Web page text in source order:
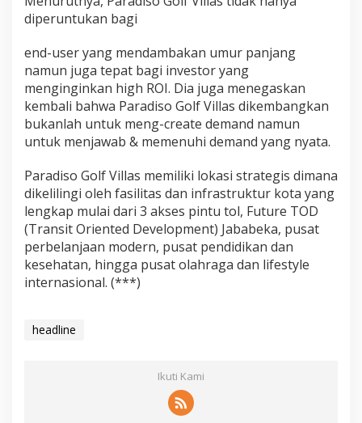
diperuntukan bagi
end-user yang mendambakan umur panjang
namun juga tepat bagi investor yang
menginginkan high ROI. Dia juga menegaskan
kembali bahwa Paradiso Golf Villas dikembangkan
bukanlah untuk meng-create demand namun
untuk menjawab & memenuhi demand yang nyata.
Paradiso Golf Villas memiliki lokasi strategis dimana
dikelilingi oleh fasilitas dan infrastruktur kota yang
lengkap mulai dari 3 akses pintu tol, Future TOD
(Transit Oriented Development) Jababeka, pusat
perbelanjaan modern, pusat pendidikan dan
kesehatan, hingga pusat olahraga dan lifestyle
internasional. (***)
headline
Ikuti Kami